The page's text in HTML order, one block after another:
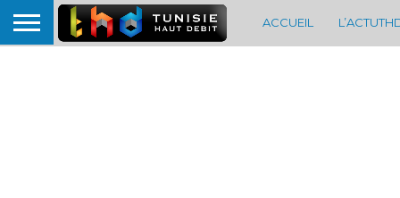
ACCUEIL